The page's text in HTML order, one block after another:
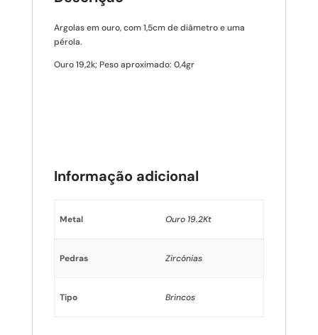
Argolas em ouro, com 1,5cm de diâmetro e uma
pérola.
Ouro 19,2k; Peso aproximado: 0,4gr
Informação adicional
Metal Ouro 19.2Kt
Pedras Zircónias
Tipo Brincos